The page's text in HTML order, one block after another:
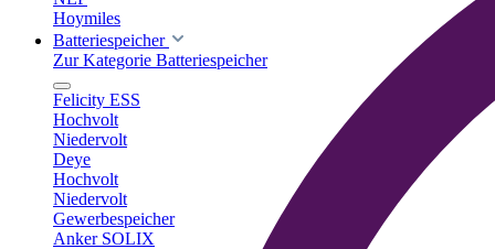
Hoymiles
Batteriespeicher
Zur Kategorie Batteriespeicher
Felicity ESS
Hochvolt
Niedervolt
Deye
Hochvolt
Niedervolt
Gewerbespeicher
Anker SOLIX